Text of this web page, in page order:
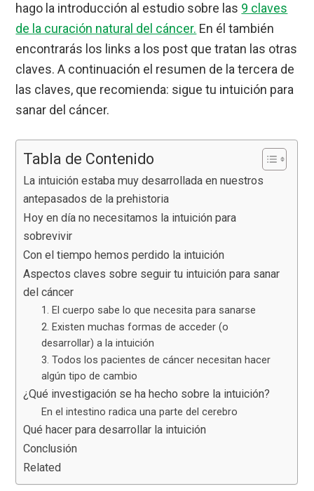
hago la introducción al estudio sobre las 9 claves
de la curación natural del cáncer. En él también
encontrarás los links a los post que tratan las otras
claves. A continuación el resumen de la tercera de
las claves, que recomienda: sigue tu intuición para
sanar del cáncer.
Tabla de Contenido
La intuición estaba muy desarrollada en nuestros
antepasados de la prehistoria
Hoy en día no necesitamos la intuición para
sobrevivir
Con el tiempo hemos perdido la intuición
Aspectos claves sobre seguir tu intuición para sanar
del cáncer
1. El cuerpo sabe lo que necesita para sanarse
2. Existen muchas formas de acceder (o
desarrollar) a la intuición
3. Todos los pacientes de cáncer necesitan hacer
algún tipo de cambio
¿Qué investigación se ha hecho sobre la intuición?
En el intestino radica una parte del cerebro
Qué hacer para desarrollar la intuición
Conclusión
Related